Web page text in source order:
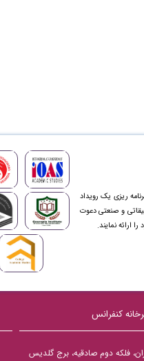
ریزی یک رویداد
و صنعتی دعوت
ارائه نمایند.
کنفرانس
فلکه دوم صادقیه، برج گلدیس